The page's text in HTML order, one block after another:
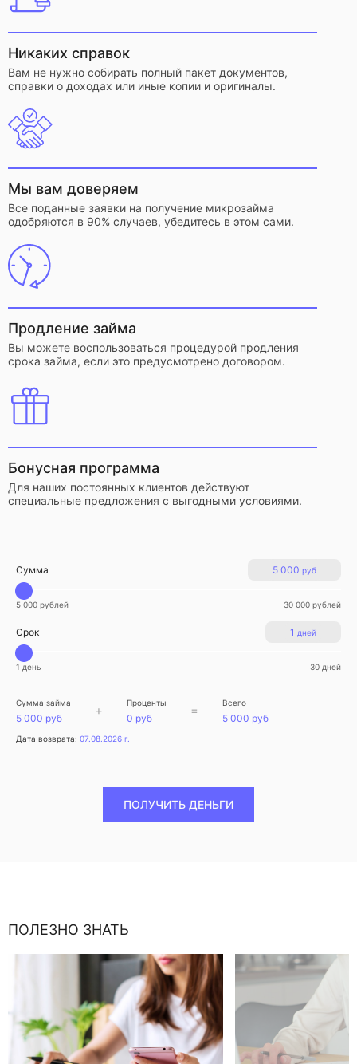
Никаких справок
Вам не нужно собирать полный пакет документов,
справки о доходах или иные копии и оригиналы.
Мы вам доверяем
Все поданные заявки на получение микрозайма
одобряются в 90% случаев, убедитесь в этом сами.
Продление займа
Вы можете воспользоваться процедурой продления
срока займа, если это предусмотрено договором.
Бонусная программа
Для наших постоянных клиентов действуют
специальные предложения с выгодными условиями.
5 000 руб
Сумма
5 000 рублей 30 000 рублей
1 дней
Срок
1 день 30 дней
Сумма займа
5 000 руб
+ Проценты
0 руб
= Всего
5 000 руб
Дата возврата: 07.08.2026 г.
ПОЛУЧИТЬ ДЕНЬГИ
ПОЛЕЗНО ЗНАТЬ